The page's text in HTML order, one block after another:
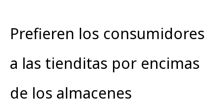
Prefieren los consumidores
a las tienditas por encimas
de los almacenes